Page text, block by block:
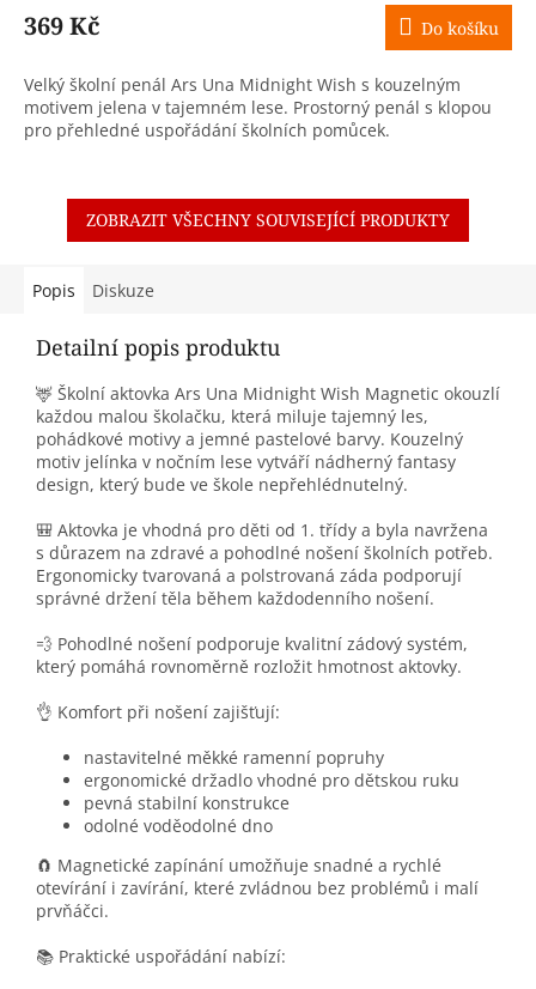
369 Kč Do košíku
Velký školní penál Ars Una Midnight Wish s kouzelným
motivem jelena v tajemném lese. Prostorný penál s klopou
pro přehledné uspořádání školních pomůcek.
ZOBRAZIT VŠECHNY SOUVISEJÍCÍ PRODUKTY
Popis Diskuze
Detailní popis produktu
🦌 Školní aktovka Ars Una Midnight Wish Magnetic okouzlí
každou malou školačku, která miluje tajemný les,
pohádkové motivy a jemné pastelové barvy. Kouzelný
motiv jelínka v nočním lese vytváří nádherný fantasy
design, který bude ve škole nepřehlédnutelný.
🎒 Aktovka je vhodná pro děti od 1. třídy a byla navržena
s důrazem na zdravé a pohodlné nošení školních potřeb.
Ergonomicky tvarovaná a polstrovaná záda podporují
správné držení těla během každodenního nošení.
💨 Pohodlné nošení podporuje kvalitní zádový systém,
který pomáhá rovnoměrně rozložit hmotnost aktovky.
👌 Komfort při nošení zajišťují:
nastavitelné měkké ramenní popruhy
ergonomické držadlo vhodné pro dětskou ruku
pevná stabilní konstrukce
odolné voděodolné dno
🧲 Magnetické zapínání umožňuje snadné a rychlé
otevírání i zavírání, které zvládnou bez problémů i malí
prvňáčci.
📚 Praktické uspořádání nabízí: